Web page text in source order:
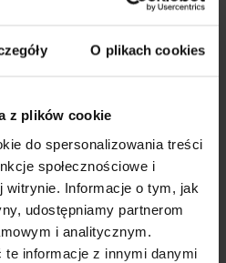
O plikach cookies
z plików cookie
do spersonalizowania treści
społecznościowe i
witrynie. Informacje o tym, jak
udostępniamy partnerom
i analitycznym.
te informacje z innymi danymi
KOL.204-025
4000844732484
LEGENDS